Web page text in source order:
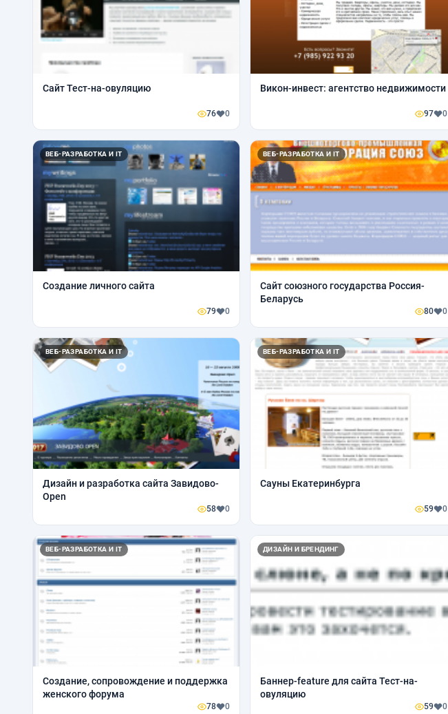
Сайт Тест-на-овуляцию
76 0
Викон-инвест: агентство недвижимости
97 0
ВЕБ-РАЗРАБОТКА И IT
Создание личного сайта
79 0
ВЕБ-РАЗРАБОТКА И IT
Сайт союзного государства Россия-
Беларусь
80 0
ВЕБ-РАЗРАБОТКА И IT
Дизайн и разработка сайта Завидово-
Open
58 0
ВЕБ-РАЗРАБОТКА И IT
Сауны Екатеринбурга
59 0
ВЕБ-РАЗРАБОТКА И IT
Создание, сопровождение и поддержка
женского форума
78 0
ДИЗАЙН И БРЕНДИНГ
Баннер-feature для сайта Тест-на-
овуляцию
59 0